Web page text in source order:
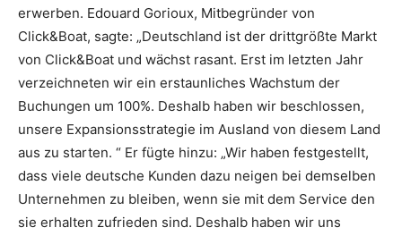
erwerben. Edouard Gorioux, Mitbegründer von
Click&Boat, sagte: „Deutschland ist der drittgrößte Markt
von Click&Boat und wächst rasant. Erst im letzten Jahr
verzeichneten wir ein erstaunliches Wachstum der
Buchungen um 100%. Deshalb haben wir beschlossen,
unsere Expansionsstrategie im Ausland von diesem Land
aus zu starten. “ Er fügte hinzu: „Wir haben festgestellt,
dass viele deutsche Kunden dazu neigen bei demselben
Unternehmen zu bleiben, wenn sie mit dem Service den
sie erhalten zufrieden sind. Deshalb haben wir uns